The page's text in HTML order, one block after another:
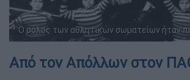
Ο ρόλος των αθλητικών σωματείων ήταν
Από τον Απόλλων στον